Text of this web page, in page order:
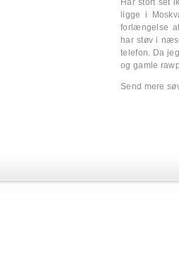
Har stort set
ligge i
forlængelse
har støv i
telefon. Da
og gamle
Send mere